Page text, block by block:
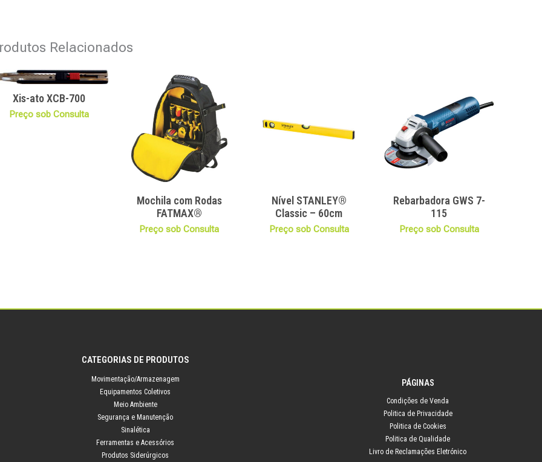
Relacionados
Xis-ato XCB-700
Preço sob Consulta
Mochila com Rodas
FATMAX®
Preço sob Consulta
Nível STANLEY®
Classic – 60cm
Preço sob Consulta
Rebarbadora GWS 7-
115
Preço sob Consulta
CATEGORIAS DE PRODUTOS
Movimentação/Armazenagem
Equipamentos Coletivos
Meio Ambiente
Segurança e Manutenção
Sinalética
Ferramentas e Acessórios
Produtos Siderúrgicos
PÁGINAS
Condições de Venda
Politica de Privacidade
Politica de Cookies
Politica de Qualidade
Livro de Reclamações Eletrónico